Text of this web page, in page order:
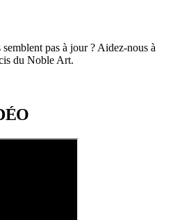
pas à jour ? Aidez-nous à
du Noble Art.